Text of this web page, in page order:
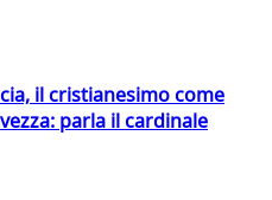
il cristianesimo come
parla il cardinale